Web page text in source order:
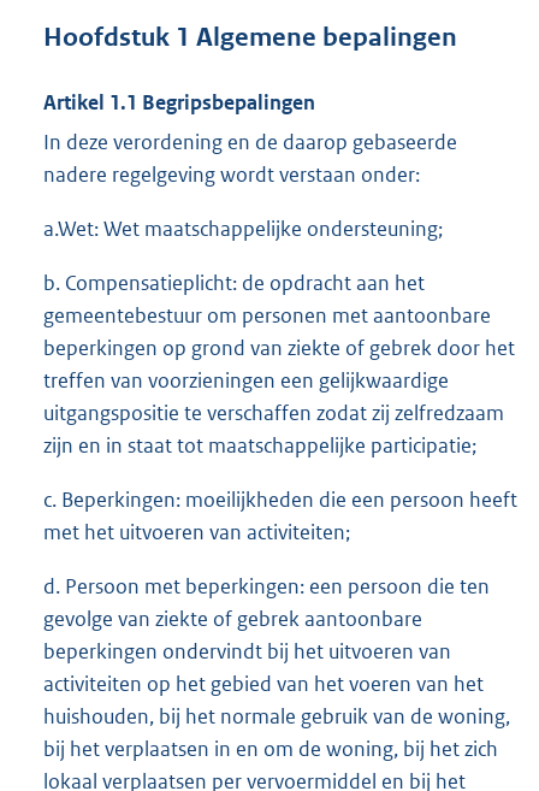
Hoofdstuk 1 Algemene bepalingen
Artikel 1.1 Begripsbepalingen
In deze verordening en de daarop gebaseerde
nadere regelgeving wordt verstaan onder:
a.Wet: Wet maatschappelijke ondersteuning;
b. Compensatieplicht: de opdracht aan het
gemeentebestuur om personen met aantoonbare
beperkingen op grond van ziekte of gebrek door het
treffen van voorzieningen een gelijkwaardige
uitgangspositie te verschaffen zodat zij zelfredzaam
zijn en in staat tot maatschappelijke participatie;
c. Beperkingen: moeilijkheden die een persoon heeft
met het uitvoeren van activiteiten;
d. Persoon met beperkingen: een persoon die ten
gevolge van ziekte of gebrek aantoonbare
beperkingen ondervindt bij het uitvoeren van
activiteiten op het gebied van het voeren van het
huishouden, bij het normale gebruik van de woning,
bij het verplaatsen in en om de woning, bij het zich
lokaal verplaatsen per vervoermiddel en bij het